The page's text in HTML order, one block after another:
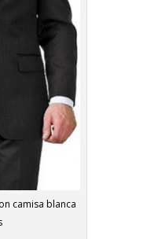
camisa blanca